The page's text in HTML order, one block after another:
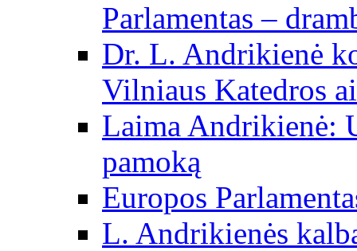
Parlamentas –
Dr. L. Andrikienė
Vilniaus Katedros
Laima Andrikienė:
pamoką
Europos
L. Andrikienės